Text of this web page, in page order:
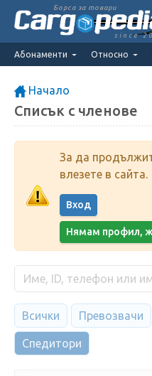
Борса за товари
since
Абонаменти Относно
Начало
Списък с членове
За да
влезете в сайта.
Вход
Нямам профил,
Всички Превозвачи
Спедитори